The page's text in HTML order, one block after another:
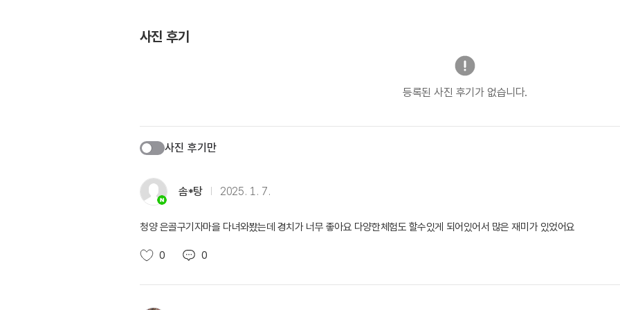
사진 후기
등록된 사진 후기가 없습니다.
사진 후기만
솜*탕 2025. 1. 7.
청양 은골구기자마을 다녀와봤는데 경치가 너무 좋아요 다양한체험도 할수있게 되어있어서 많은 재미가 있었어요
0 0